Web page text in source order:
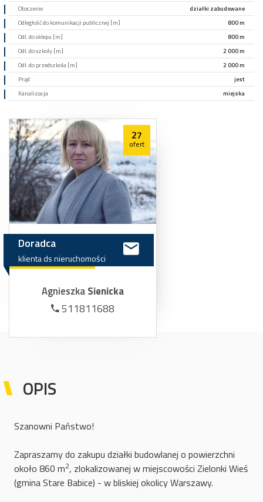
Otoczenie
działki zabudowane
Odległość do komunikacji publicznej [m]
800 m
Odl. do sklepu [m]
800 m
Odl. do szkoły [m]
2 000 m
Odl. do przedszkola [m]
2 000 m
Prąd
jest
Kanalizacja
miejska
27
ofert
Doradca
klientadsnieruchomości
AgnieszkaSienicka
511811688
OPIS
Szanowni Państwo!
Zapraszamy do zakupu działki budowlanej o powierzchni
około 860 m2, zlokalizowanej w miejscowości Zielonki Wieś
(gmina Stare Babice) - w bliskiej okolicy Warszawy.